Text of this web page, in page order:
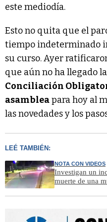
este mediodía.
Esto no quita que el
tiempo indeterminado
su curso. Ayer
que aún no ha llegado
Conciliación
asambleapara hoy al
las novedades y los
LEÉ TAMBIÉN:
NOTA CON VIDEOS
Investigan un
muerte de una